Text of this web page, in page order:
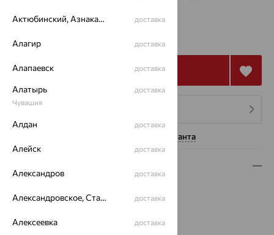
8 878
Купить
Нужна помощь консультанта
Вес:16.33 — 16.94
Металл:
Актюбинский, Азнакаевский район доставка
Алагир доставка
Алапаевск доставка
Алатырь
Чувашия
доставка
Алдан доставка
Алейск доставка
Александров доставка
Александровское, Ставропольский край доставка
Алексеевка доставка